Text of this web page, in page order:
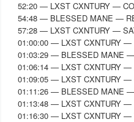
52:20 — LXST CXNTURY —
54:48 — BLESSED MANE —
57:28 — LXST CXNTURY —
01:00:00 — LXST CXNTURY —
01:03:29 — BLESSED MANE
01:06:14 — LXST CXNTURY —
01:09:05 — LXST CXNTURY —
01:11:26 — BLESSED MANE
01:13:48 — LXST CXNTURY —
01:16:30 — LXST CXNTURY —